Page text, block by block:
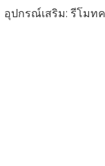
อุปกรณ์เสริม: รีโมท